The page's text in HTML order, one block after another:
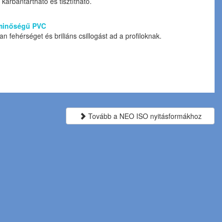
PVC
fehérséget és briliáns csillogást ad a profiloknak.
Tovább a NEO ISO nyitásformákhoz